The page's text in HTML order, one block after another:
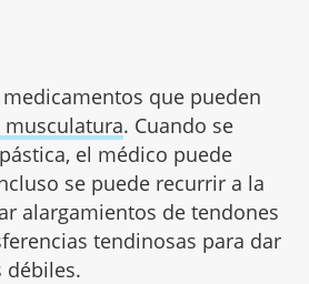
que pueden
. Cuando se
el médico puede
se puede recurrir a la
alargamientos de tendones
tendinosas para dar
débiles.